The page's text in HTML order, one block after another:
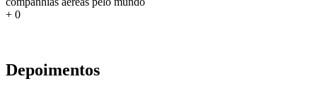
+ 0
Depoimentos